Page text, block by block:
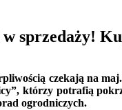
sprzedaży!
czekają na
którzy potrafią
ogrodniczych.